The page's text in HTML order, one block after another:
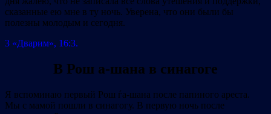
сказанные ею мне в ту ночь. Уверена, что они были бы
полезны молодым и сегодня.
3 «Дварим», 16:3.
В Рош а-шана в синагоге
Я вспоминаю первый Рош ѓа‐шана после папиного ареста.
Мы с мамой пошли в синагогу. В первую ночь после